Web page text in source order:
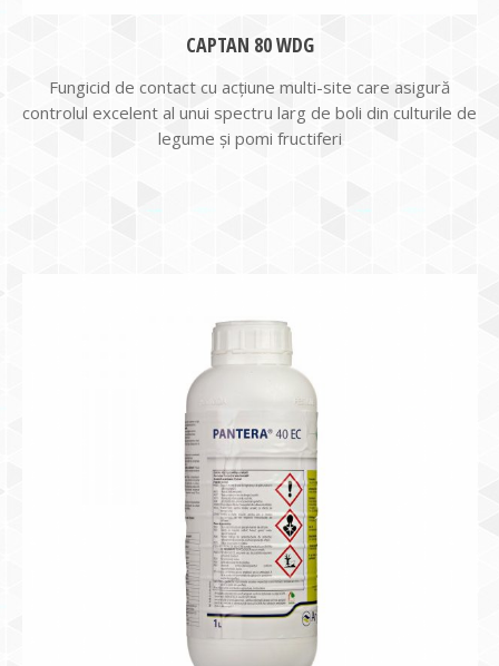
CAPTAN 80 WDG
Fungicid de contact cu acțiune multi-site care asigură
controlul excelent al unui spectru larg de boli din culturile de
legume și pomi fructiferi